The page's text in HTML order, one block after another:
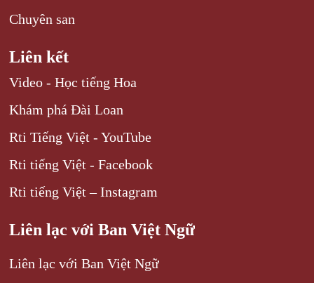
Chuyên san
Liên kết
Video - Học tiếng Hoa
Khám phá Đài Loan
Rti Tiếng Việt - YouTube
Rti tiếng Việt - Facebook
Rti tiếng Việt – Instagram
Liên lạc với Ban Việt Ngữ
Liên lạc với Ban Việt Ngữ